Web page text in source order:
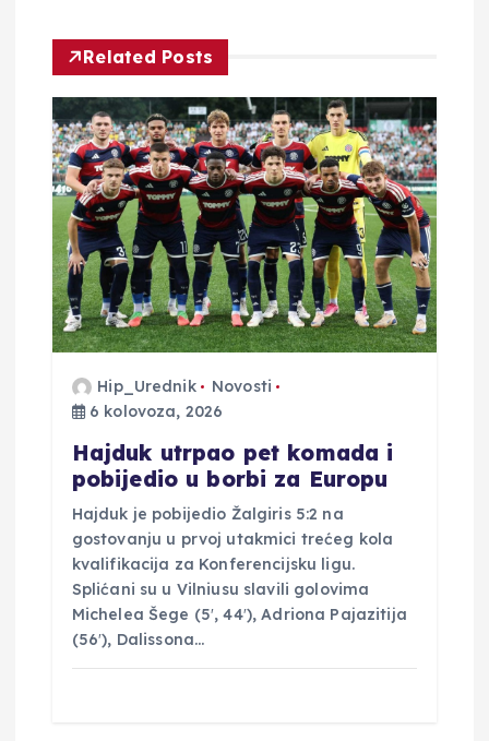
c
a
o
b
Related Posts
Hip_Urednik
Novosti
6 kolovoza, 2026
Hajduk utrpao pet komada i
pobijedio u borbi za Europu
Hajduk je pobijedio Žalgiris 5:2 na
gostovanju u prvoj utakmici trećeg kola
kvalifikacija za Konferencijsku ligu.
Splićani su u Vilniusu slavili golovima
Michelea Šege (5′, 44′), Adriona Pajazitija
(56′), Dalissona…